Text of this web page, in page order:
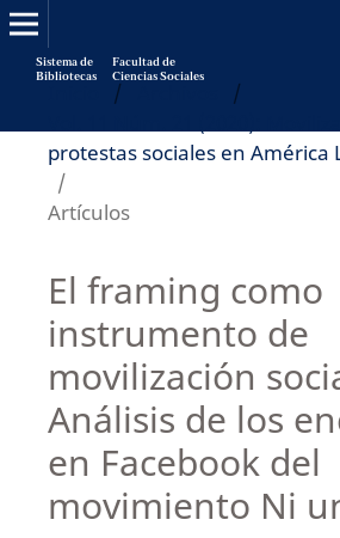
Sistema de
Bibliotecas
Facultad de
Ciencias Sociales
/
/
protestas sociales en América
/
Artículos
El framing como
instrumento de
movilización
Análisis de los
en Facebook del
movimiento Ni